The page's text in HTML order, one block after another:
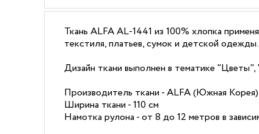
Ткань ALFA AL-1441 из 100% хлопка
текстиля, платьев, сумок и детской одежды.
Дизайн ткани выполнен в тематике
Производитель ткани - ALFA (Южная Корея).
Ширина ткани - 110 см
Намотка рулона - от 8 до 12 метров в